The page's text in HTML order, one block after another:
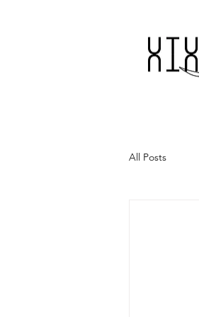
All Posts